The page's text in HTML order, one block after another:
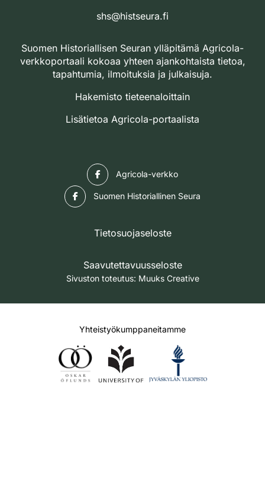
shs@histseura.fi
Suomen Historiallisen Seuran ylläpitämä Agricola-
verkkoportaali kokoaa yhteen ajankohtaista tietoa,
tapahtumia, ilmoituksia ja julkaisuja.
Hakemisto tieteenaloittain
Lisätietoa Agricola-portaalista
Agricola-verkko
Suomen Historiallinen Seura
Tietosuojaseloste
Saavutettavuusseloste
Sivuston toteutus: Muuks Creative
Yhteistyökumppaneitamme